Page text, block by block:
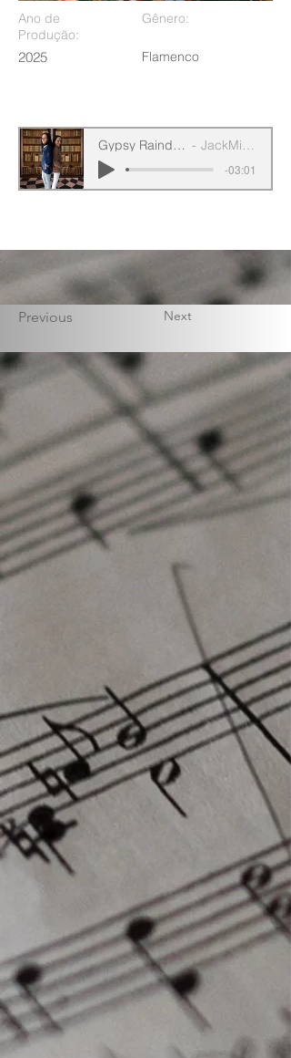
Ano de
Produção:
2025
Gênero:
Flamenco
Gypsy Raindrops JackMichel
-03:01
Previous Next